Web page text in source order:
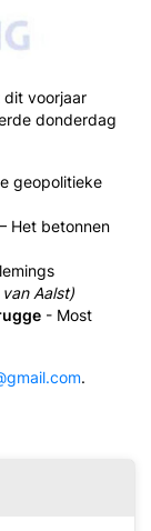
dit voorjaar
donderdag
geopolitieke
– Het betonnen
Aalst)
- Most
.